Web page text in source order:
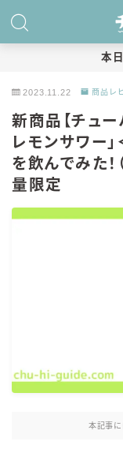
特集！
おすすめランキ
氷結 スト
麒麟特製
麒麟 発酵
麹レモンサ
本
2023.11.22 商品レ
新商品【チュ
レモンサワー
を飲んでみた
量限定
本記事に